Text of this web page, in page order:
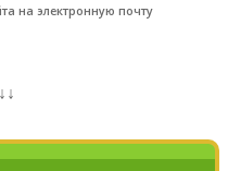
на электронную почту